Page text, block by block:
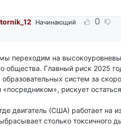
Начинающий 0
переходим на
общества. Главный риск 2025
систем за
«посредником», рискует
двигатель (США) работает на
столько токсичного